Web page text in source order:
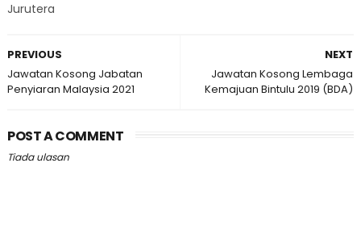
Jurutera
NEXT
Jawatan Kosong Lembaga
Kemajuan Bintulu 2019 (BDA)
PREVIOUS
Jawatan Kosong Jabatan
Penyiaran Malaysia 2021
POST A COMMENT
Tiada ulasan